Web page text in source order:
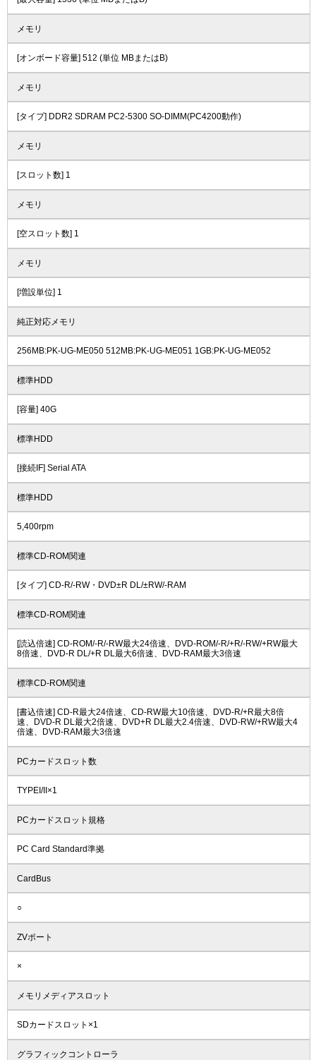
メモリ
[オンボード容量] 512 (単位 MBまたはB)
メモリ
[タイプ] DDR2 SDRAM PC2-5300 SO-DIMM(PC4200動作)
メモリ
[スロット数] 1
メモリ
[空スロット数] 1
メモリ
[増設単位] 1
純正対応メモリ
256MB:PK-UG-ME050 512MB:PK-UG-ME051 1GB:PK-UG-ME052
標準HDD
[容量] 40G
標準HDD
[接続IF] Serial ATA
標準HDD
5,400rpm
標準CD-ROM関連
[タイプ] CD-R/-RW・DVD±R DL/±RW/-RAM
標準CD-ROM関連
[読込倍速] CD-ROM/-R/-RW最大24倍速、DVD-ROM/-R/+R/-RW/+RW最大
8倍速、DVD-R DL/+R DL最大6倍速、DVD-RAM最大3倍速
標準CD-ROM関連
[書込倍速] CD-R最大24倍速、CD-RW最大10倍速、DVD-R/+R最大8倍
速、DVD-R DL最大2倍速、DVD+R DL最大2.4倍速、DVD-RW/+RW最大4
倍速、DVD-RAM最大3倍速
PCカードスロット数
TYPEI/II×1
PCカードスロット規格
PC Card Standard準拠
CardBus
○
ZVポート
×
メモリメディアスロット
SDカードスロット×1
グラフィックコントローラ